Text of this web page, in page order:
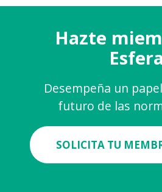
Hazte
Esfera
Desempeña un
futuro de las
SOLICITA TU